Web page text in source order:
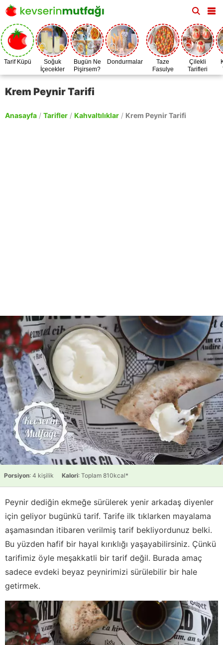
Tarif Küpü
Soğuk
İçecekler
Bugün Ne
Pişirsem?
Dondurmalar
Taze
Fasulye
Zamanı
Çilekli
Tarifleri
Krem Peynir Tarifi
Anasayfa / Tarifler / Kahvaltılıklar / Krem Peynir Tarifi
Porsiyon: 4 kişilik Kalori: Toplam 810kcal*
Peynir dediğin ekmeğe sürülerek yenir arkadaş diyenler
için geliyor bugünkü tarif. Tarife ilk tıklarken mayalama
aşamasından itibaren verilmiş tarif bekliyordunuz belki.
Bu yüzden hafif bir hayal kırıklığı yaşayabilirsiniz. Çünkü
tarifimiz öyle meşakkatli bir tarif değil. Burada amaç
sadece evdeki beyaz peynirimizi sürülebilir bir hale
getirmek.